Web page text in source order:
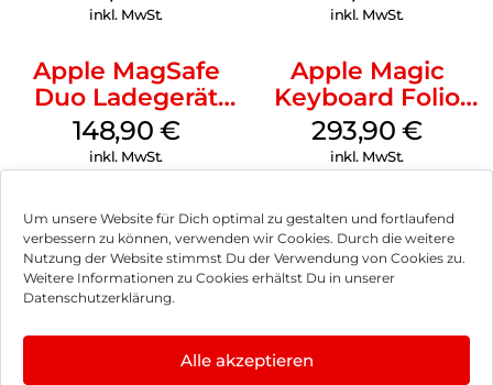
Um unsere Website für Dich optimal zu gestalten und fortlaufend
verbessern zu können, verwenden wir Cookies. Durch die weitere
Nutzung der Website stimmst Du der Verwendung von Cookies zu.
Weitere Informationen zu Cookies erhältst Du in unserer
Datenschutzerklärung.
Alle akzeptieren
Ultramarine
inkl. MwSt.
Transparent
inkl. MwSt.
Apple MagSafe
Duo Ladegerät
Weiß
148,90 €
inkl. MwSt.
Apple Magic
Keyboard Folio
iPad 10.9″ (10.Gen.)
Weiß
293,90€
inkl. MwSt.
Impressum